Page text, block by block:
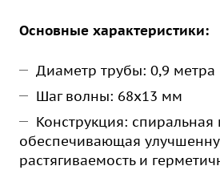
Основные характеристики:
Диаметр трубы: 0,9 метра
Шаг волны: 68х13 мм
Конструкция: спиральная
обеспечивающая
растягиваемость и